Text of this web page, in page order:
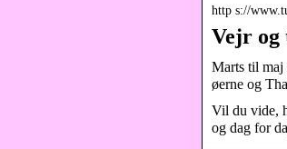
http s://
Vejr og
Marts til maj
øerne og
Vil du vide,
og dag for